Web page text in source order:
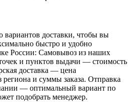
вариантов доставки, чтобы вы
быстро и удобно
России: Самовывоз из наших
и пунктов выдачи — стоимость
доставка — цена
региона и суммы заказа. Отправка
— оптимальный вариант по
подобрать менеджер.